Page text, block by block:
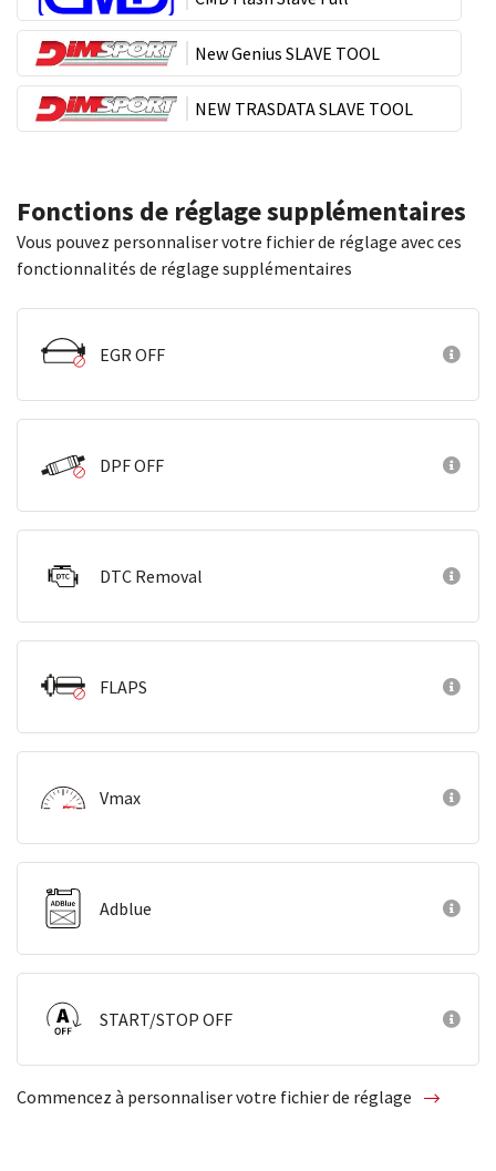
New Genius SLAVE TOOL
NEW TRASDATA SLAVE TOOL
Fonctions de réglage supplémentaires
Vous pouvez personnaliser votre fichier de réglage avec ces
fonctionnalités de réglage supplémentaires
EGR OFF
DPF OFF
DTC Removal
FLAPS
Vmax
Adblue
START/STOP OFF
Commencez à personnaliser votre fichier de réglage